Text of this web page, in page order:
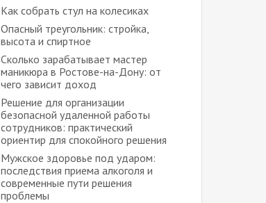
Как собрать стул на колесиках
Опасный треугольник: стройка,
высота и спиртное
Сколько зарабатывает мастер
маникюра в Ростове-на-Дону: от
чего зависит доход
Решение для организации
безопасной удаленной работы
сотрудников: практический
ориентир для спокойного решения
Мужское здоровье под ударом:
последствия приема алкоголя и
современные пути решения
проблемы